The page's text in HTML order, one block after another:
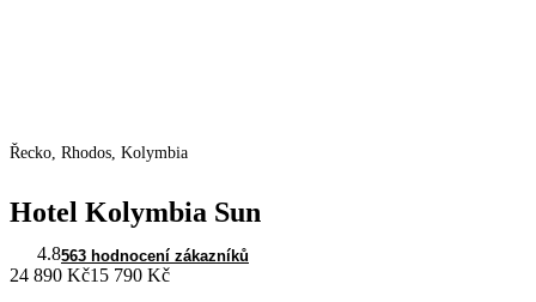
Řecko, Rhodos, Kolymbia
Hotel Kolymbia Sun
4.8563 hodnocení zákazníků
24 890 Kč15 790 Kč